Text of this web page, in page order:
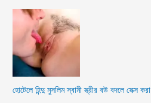
হোটেলে হিন্দু মুসলিম স্বামী স্ত্রীর বউ বদলে সেক্স করা